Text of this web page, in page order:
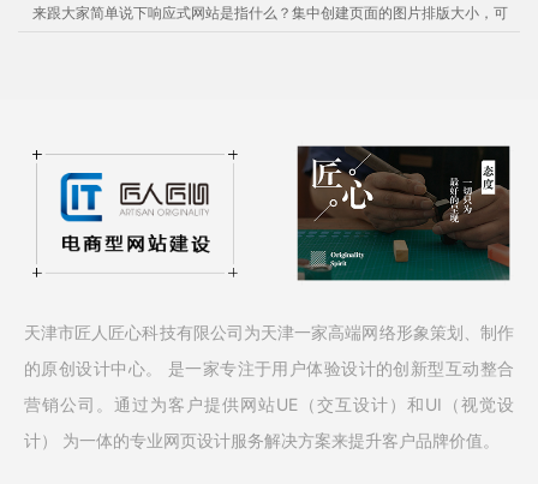
来跟大家简单说下响应式网站是指什么？集中创建页面的图片排版大小，可
天津市匠人匠心科技有限公司为天津一家高端网络形象策划、制作
的原创设计中心。 是一家专注于用户体验设计的创新型互动整合
营销公司。通过为客户提供网站UE（交互设计）和UI（视觉设
计） 为一体的专业网页设计服务解决方案来提升客户品牌价值。